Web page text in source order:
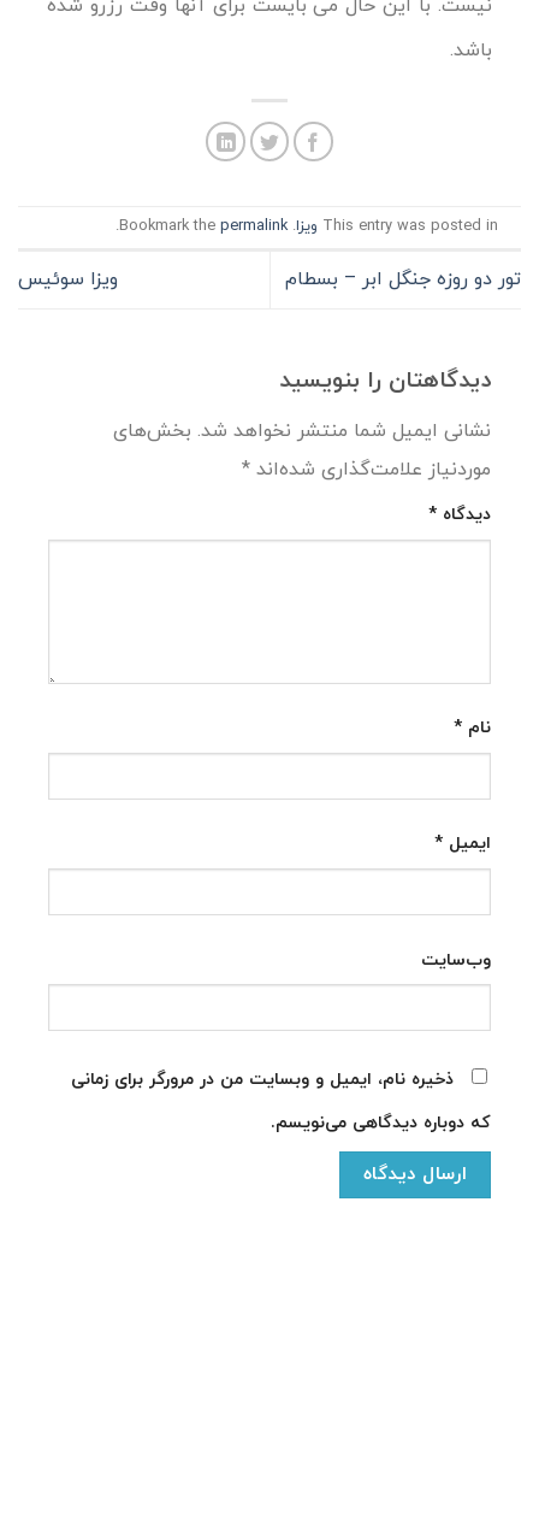
نیست. با این حال می بایست برای آنها وقت رزرو شده
باشد.
This entry was posted in ویزا. Bookmark the
permalink
.
تور دو روزه جنگل ابر – بسطام ویزا سوئیس
دیدگاهتان را بنویسید
نشانی ایمیل شما منتشر نخواهد شد. بخش‌های
موردنیاز علامت‌گذاری شده‌اند *
دیدگاه *
نام *
ایمیل *
وب‌سایت
ذخیره نام، ایمیل و وبسایت من در مرورگر برای زمانی
که دوباره دیدگاهی می‌نویسم.